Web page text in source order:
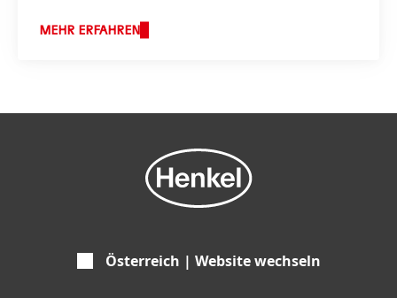
MEHR ERFAHREN
Österreich | Website wechseln